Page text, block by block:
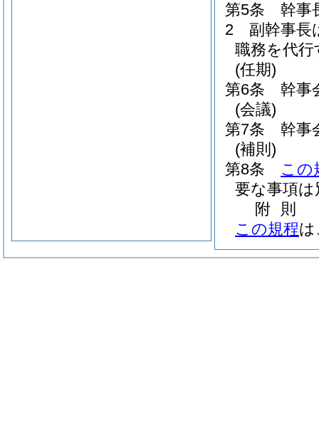
第5条
幹事
2
副幹事長
職務を代行
(任期)
第6条
幹事
(会議)
第7条
幹事
(補則)
第8条
この
要な事項
附 則
この規程は